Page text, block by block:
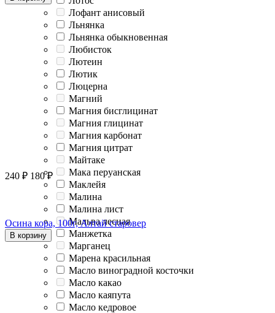
Лофант анисовый
Льнянка
Льнянка обыкновенная
Любисток
Лютеин
Лютик
Люцерна
Магний
Магния бисглицинат
Магния глицинат
Магния карбонат
Магния цитрат
Майтаке
Мака перуанская
Маклейя
Малина
Малина лист
Мальва лесная
Манжетка
Марганец
Марена красильная
Масло виноградной косточки
Масло какао
Масло каяпута
Масло кедровое
240 ₽ 180 ₽
Осина кора, 100г, Алтай старовер
В корзину